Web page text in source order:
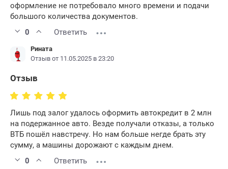
оформление не потребовало много времени и подачи
большого количества документов.
0
Ответить
Рината
Отзыв от 11.05.2025 в 23:20
Отзыв
Лишь под залог удалось оформить автокредит в 2 млн
на подержанное авто. Везде получали отказы, а только
ВТБ пошёл навстречу. Но нам больше негде брать эту
сумму, а машины дорожают с каждым днем.
0
Ответить